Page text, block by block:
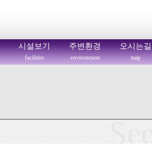
시설보기
facilities
주변환경
environment
오시는길
map